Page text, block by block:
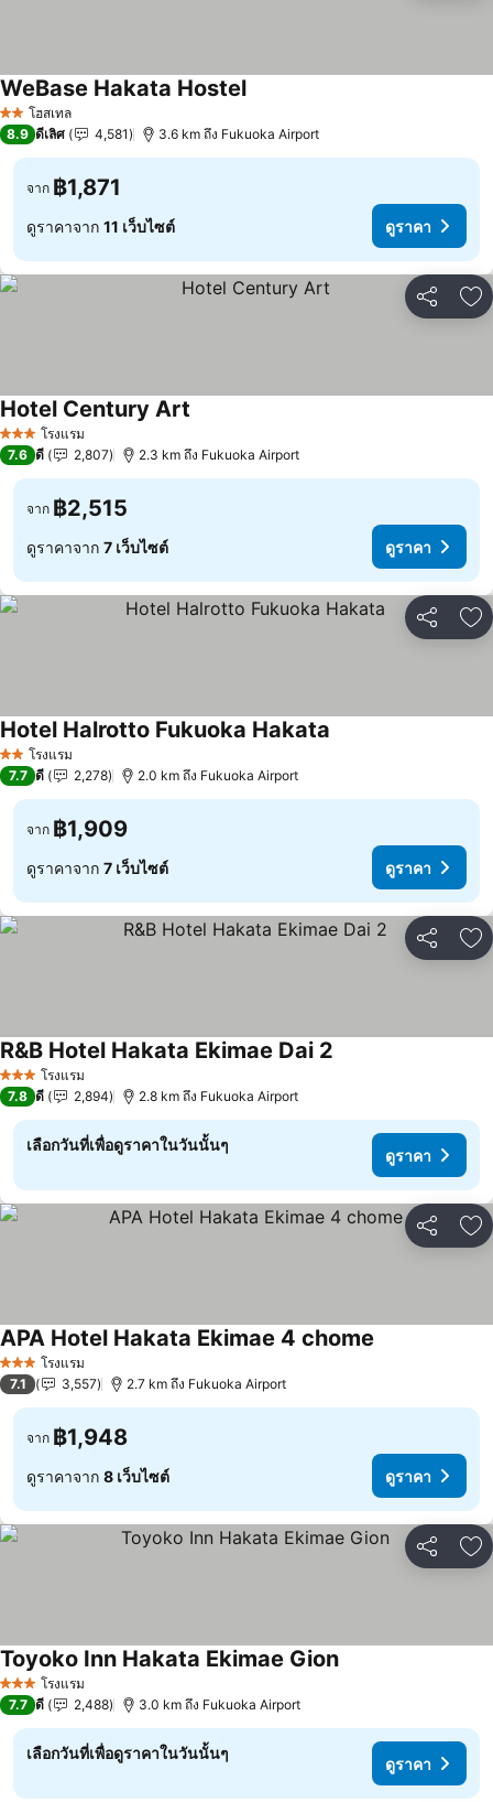
2 ดาวโฮสเทล
WeBase Hakata Hostelดูราคา
8.9 ดีเลิศ 4,581 3.6 km ถึง Fukuoka Airport
จาก ฿1,871
ดูราคาจาก 11 เว็บไซต์ ดูราคา
แชร์ เ
3 ดาว โรงแรม
Hotel Century Art
7.6 ดี 2,807 2.3 km ถึง Fukuoka Airport
จาก ฿2,515
ดูราคาจาก 7 เว็บไซต์ ดูราคา
แชร์ เ
2 ดาวโรงแรม
Hotel Halrotto Fukuoka Hakata
7.7 ดี 2,278 2.0 km ถึง Fukuoka Airport
จาก ฿1,909
ดูราคาจาก 7 เว็บไซต์ ดูราคา
แชร์ เ
3 ดาว โรงแรม
R&B Hotel Hakata Ekimae Dai 2
7.8 ดี 2,894 2.8 km ถึง Fukuoka Airport
เลือกวันที่เพื่อดูราคาในวันนั้นๆ
ดูราคา
แชร์ เ
3 ดาว โรงแรม
APA Hotel Hakata Ekimae 4 chome
7.1 3,557 2.7 km ถึง Fukuoka Airport
จาก ฿1,948
ดูราคาจาก 8 เว็บไซต์ ดูราคา
แชร์ เ
3 ดาว โรงแรม
Toyoko Inn Hakata Ekimae Gionดูราคา
7.7 ดี 2,488 3.0 km ถึง Fukuoka Airport
เลือกวันที่เพื่อดูราคาในวันนั้นๆ
ดูราคา